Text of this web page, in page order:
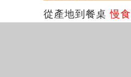
從產地到餐桌慢食